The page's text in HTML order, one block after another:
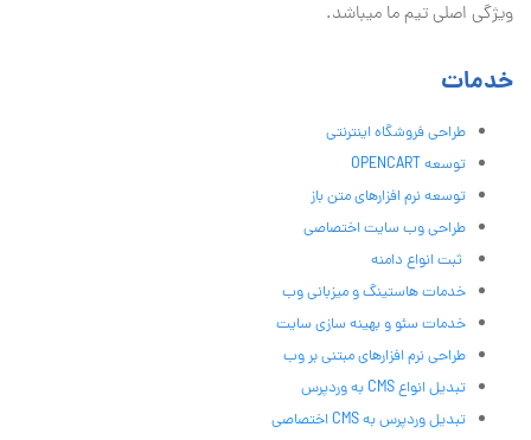
ویژگی اصلی تیم ما میباشد.
خدمات
طراحی فروشگاه اینترنتی
توسعه OPENCART
توسعه نرم افزارهای متن باز
طراحی وب سایت اختصاصی
ثبت انواع دامنه
خدمات هاستینگ و میزبانی وب
خدمات سئو و بهینه سازی سایت
طراحی نرم افزارهای مبتنی بر وب
تبدیل انواع CMS به وردپرس
تبدیل وردپرس به CMS اختصاصی